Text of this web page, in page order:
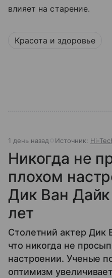
влияет на старение.
Красота и здоровье
1 день назад Источник: Hi-
Никогда не
плохом
Дик Ван
лет
Столетний актер Дик
что никогда не
настроении. Ученые
оптимизм